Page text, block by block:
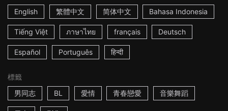
English
繁體中文 简体中文 Bahasa Indonesia
Tiếng Việt ภาษาไทย français Deutsch
Español Português हिन्दी
標籤
男同志
BL 愛情 青春戀愛 音樂舞蹈